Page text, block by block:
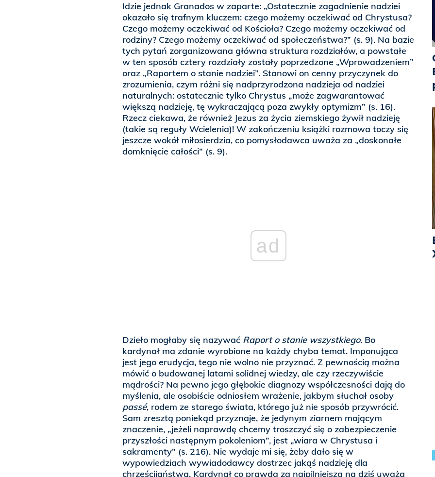
Idzie jednak Granados w zaparte: „Ostatecznie zagadnienie nadziei
okazało się trafnym kluczem: czego możemy oczekiwać od Chrystusa?
Czego możemy oczekiwać od Kościoła? Czego możemy oczekiwać od
rodziny? Czego możemy oczekiwać od społeczeństwa?” (s. 9). Na bazie
tych pytań zorganizowana główna struktura rozdziałów, a powstałe
w ten sposób cztery rozdziały zostały poprzedzone „Wprowadzeniem”
oraz „Raportem o stanie nadziei”. Stanowi on cenny przyczynek do
zrozumienia, czym różni się nadprzyrodzona nadzieja od nadziei
naturalnych: ostatecznie tylko Chrystus „może zagwarantować
większą nadzieję, tę wykraczającą poza zwykły optymizm” (s. 16).
Rzecz ciekawa, że również Jezus za życia ziemskiego żywił nadzieję
(takie są reguły Wcielenia)! W zakończeniu książki rozmowa toczy się
jeszcze wokół miłosierdzia, co pomysłodawca uważa za „doskonałe
domknięcie całości” (s. 9).
ad
Dzieło mogłaby się nazywać Raport o stanie wszystkiego. Bo
kardynał ma zdanie wyrobione na każdy chyba temat. Imponująca
jest jego erudycja, tego nie wolno nie przyznać. Z pewnością można
mówić o budowanej latami solidnej wiedzy, ale czy rzeczywiście
mądrości? Na pewno jego głębokie diagnozy współczesności dają do
myślenia, ale osobiście odniosłem wrażenie, jakbym słuchał osoby
passé, rodem ze starego świata, którego już nie sposób przywrócić.
Sam zresztą poniekąd przyznaje, że jedynym ziarnem mającym
znaczenie, „jeżeli naprawdę chcemy troszczyć się o zabezpieczenie
przyszłości następnym pokoleniom”, jest „wiara w Chrystusa i
sakramenty” (s. 216). Nie wydaje mi się, żeby dało się w
wypowiedziach wywiadodawcy dostrzec jakąś nadzieję dla
chrześcijaństwa. Kardynał co prawda za najpilniejszą na dziś uważa